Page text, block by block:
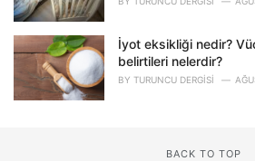
İyot eksikliği nedir?
belirtileri nelerdir?
BY TURUNCU DERGISI
BACK TO TOP